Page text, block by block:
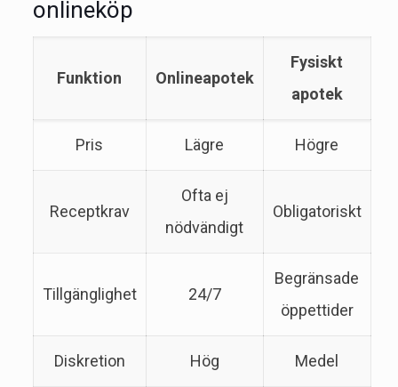
onlineköp
Funktion Onlineapotek
Fysiskt
apotek
Pris Lägre Högre
Receptkrav
Ofta ej
nödvändigt
Obligatoriskt
Tillgänglighet 24/7
Begränsade
öppettider
Diskretion Hög Medel